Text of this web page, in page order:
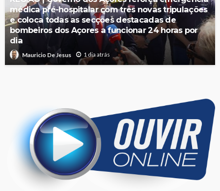
médica pré-hospitalar com três novas tripulações
e coloca todas as secções destacadas de
bombeiros dos Açores a funcionar 24 horas por
dia
Mauricio De Jesus 1 dia atrás